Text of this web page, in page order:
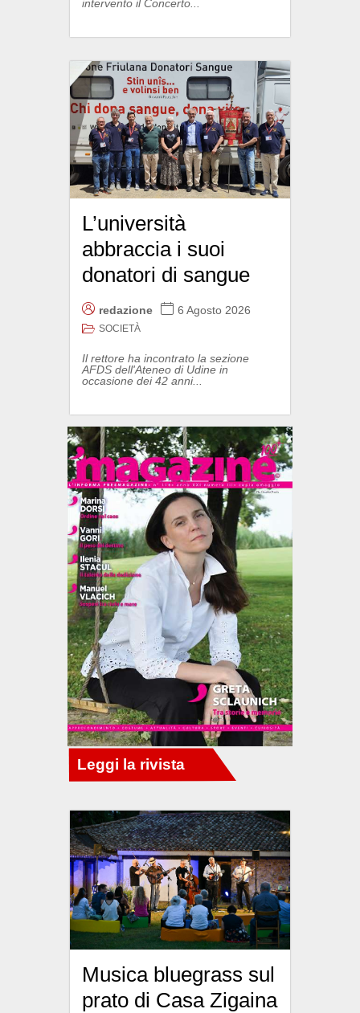
intervento il Concerto...
L’università
abbraccia i suoi
donatori di sangue
redazione 6 Agosto 2026
SOCIETÀ
Il rettore ha incontrato la sezione
AFDS dell'Ateneo di Udine in
occasione dei 42 anni...
Musica bluegrass sul
prato di Casa Zigaina